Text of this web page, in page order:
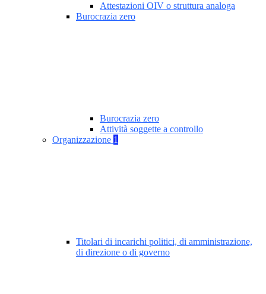
Attestazioni OIV o struttura analoga
Burocrazia zero
Burocrazia zero
Attività soggette a controllo
Organizzazione 1
Titolari di incarichi politici, di amministrazione,
di direzione o di governo